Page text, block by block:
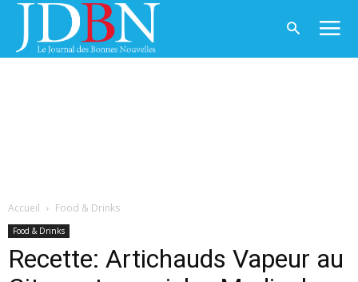
Accueil Food & Drinks
Food & Drinks
Recette: Artichauds Vapeur au